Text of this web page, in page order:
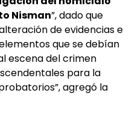
Nisman”, dado que
de evidencias e
que se debían
escena del crimen
para la
agregó la